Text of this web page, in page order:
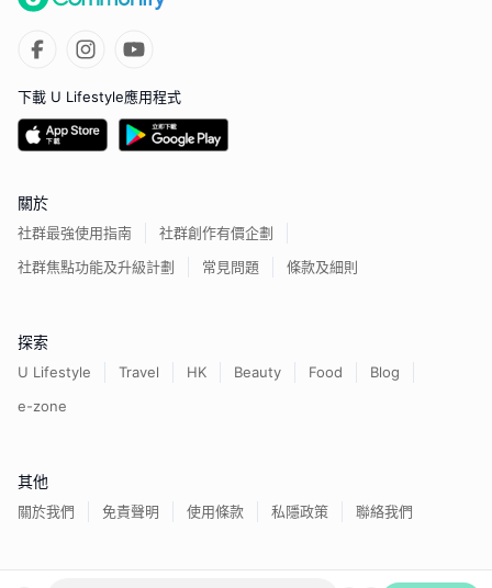
下載 U Lifestyle應用程式
關於
社群最強使用指南
社群創作有價企劃
社群焦點功能及升級計劃
常見問題 條款及細則
探索
U Lifestyle Travel HK Beauty Food
Blog
e-zone
其他
關於我們 免責聲明 使用條款 私隱政策 聯絡我們